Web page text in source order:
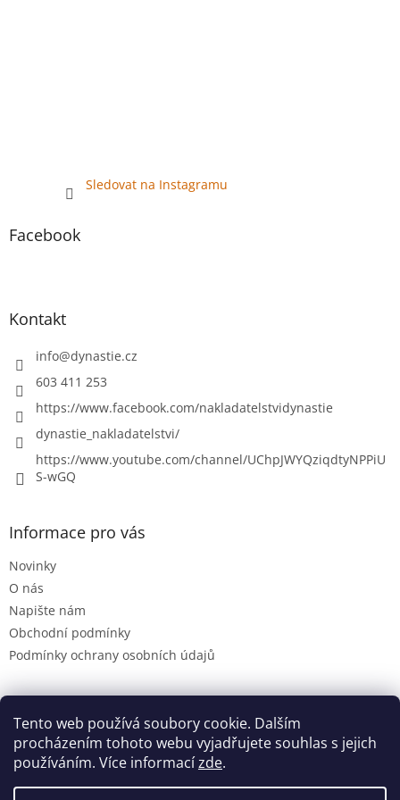
Tento web používá soubory cookie. Dalším
procházením tohoto webu vyjadřujete souhlas s jejich
používáním. Více informacízde.
Sledovat na Instagramu
Facebook
Kontakt
info@dynastie.cz
603 411 253
https://www.facebook.com/nakladatelstvidynastie
dynastie_nakladatelstvi/
https://www.youtube.com/channel/UChpJWYQziqdtyNPPiU
S-wGQ
Informace pro vás
Novinky
O nás
Napište nám
Obchodní podmínky
Podmínky ochrany osobních údajů
Dynastie.cz